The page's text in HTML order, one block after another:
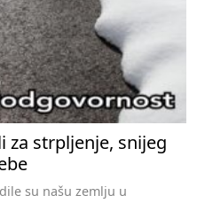
za strpljenje, snijeg
su našu zemlju u